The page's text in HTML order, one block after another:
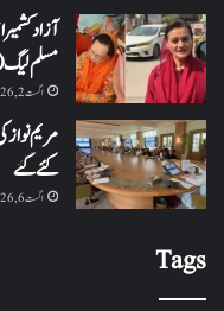
آزاد
مسلم لیگ
اگست 2, 2026
کئے گئے
اگست 6, 2026
Tags